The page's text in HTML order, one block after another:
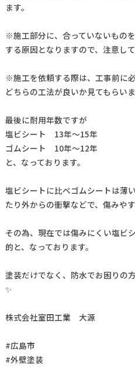
ます。
※施工部分に、合っていないもの
する原因となりますので、注意して
※施工を依頼する際は、工事前に
どちらの工法が良いか見てもらいま
最後に耐用年数ですが
塩ビシート 13年〜15年
ゴムシート 10年〜12年
と、なっております。
塩ビシートに比べゴムシートは薄
たり外からの衝撃などで、傷みやす
その為、現在では傷みにくい塩ビ
的と、なっております。
塗装だけでなく、防水でお困りの
✨
株式会社室田工業 大源
#広島市
#外壁塗装